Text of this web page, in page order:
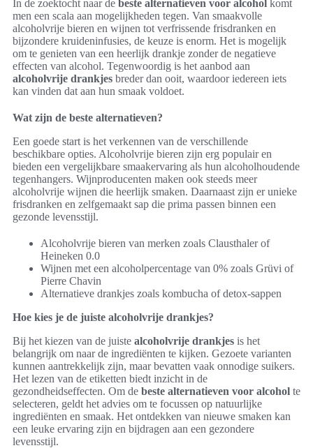
In de zoektocht naar de beste alternatieven voor alcohol komt
men een scala aan mogelijkheden tegen. Van smaakvolle
alcoholvrije bieren en wijnen tot verfrissende frisdranken en
bijzondere kruideninfusies, de keuze is enorm. Het is mogelijk
om te genieten van een heerlijk drankje zonder de negatieve
effecten van alcohol. Tegenwoordig is het aanbod aan
alcoholvrije drankjes breder dan ooit, waardoor iedereen iets
kan vinden dat aan hun smaak voldoet.
Wat zijn de beste alternatieven?
Een goede start is het verkennen van de verschillende
beschikbare opties. Alcoholvrije bieren zijn erg populair en
bieden een vergelijkbare smaakervaring als hun alcoholhoudende
tegenhangers. Wijnproducenten maken ook steeds meer
alcoholvrije wijnen die heerlijk smaken. Daarnaast zijn er unieke
frisdranken en zelfgemaakt sap die prima passen binnen een
gezonde levensstijl.
Alcoholvrije bieren van merken zoals Clausthaler of
Heineken 0.0
Wijnen met een alcoholpercentage van 0% zoals Grüvi of
Pierre Chavin
Alternatieve drankjes zoals kombucha of detox-sappen
Hoe kies je de juiste alcoholvrije drankjes?
Bij het kiezen van de juiste alcoholvrije drankjes is het
belangrijk om naar de ingrediënten te kijken. Gezoete varianten
kunnen aantrekkelijk zijn, maar bevatten vaak onnodige suikers.
Het lezen van de etiketten biedt inzicht in de
gezondheidseffecten. Om de beste alternatieven voor alcohol te
selecteren, geldt het advies om te focussen op natuurlijke
ingrediënten en smaak. Het ontdekken van nieuwe smaken kan
een leuke ervaring zijn en bijdragen aan een gezondere
levensstijl.